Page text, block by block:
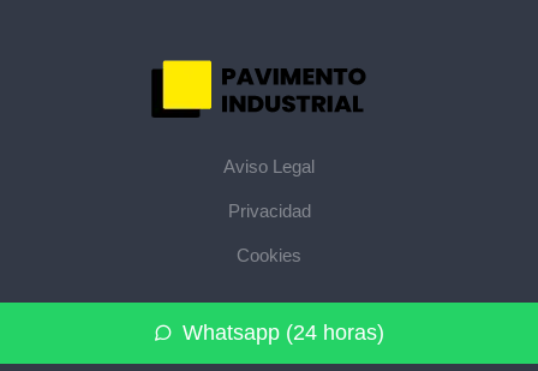
Whatsapp (24 horas)
Aviso Legal
Privacidad
Cookies
© 2026 pavimentoindustrial.pro · La web de pavimentos
industriales de su provincia · Mapa del sitio